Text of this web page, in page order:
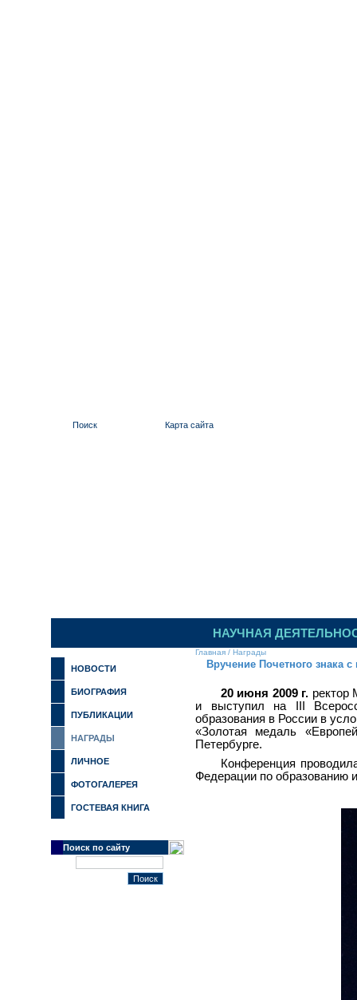
Поиск Карта сайта
НАУЧНАЯ
НОВОСТИ
БИОГРАФИЯ
ПУБЛИКАЦИИ
НАГРАДЫ
ЛИЧНОЕ
ФОТОГАЛЕРЕЯ
ГОСТЕВАЯ КНИГА
Поиск по сайту
Главная / Награды
Вручение Почетного знака
20 июня 2009 г. ректор
и выступил на III
образования в России в
«Золотая медаль
Петербурге.
Конференция
Федерации по образованию